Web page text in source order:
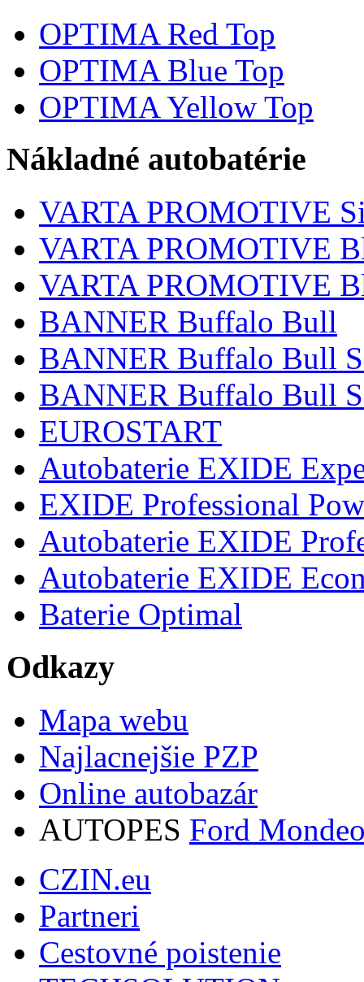
OPTIMA Red Top
OPTIMA Blue Top
OPTIMA Yellow Top
Nákladné autobatérie
VARTA PROMOTIVE
VARTA PROMOTIVE
VARTA PROMOTIVE
BANNER Buffalo Bull
BANNER Buffalo Bull
BANNER Buffalo Bull
EUROSTART
Autobaterie EXIDE
EXIDE Professional
Autobaterie EXIDE
Autobaterie EXIDE
Baterie Optimal
Odkazy
Mapa webu
Najlacnejšie PZP
Online autobazár
AUTOPES Ford
CZIN.eu
Partneri
Cestovné poistenie